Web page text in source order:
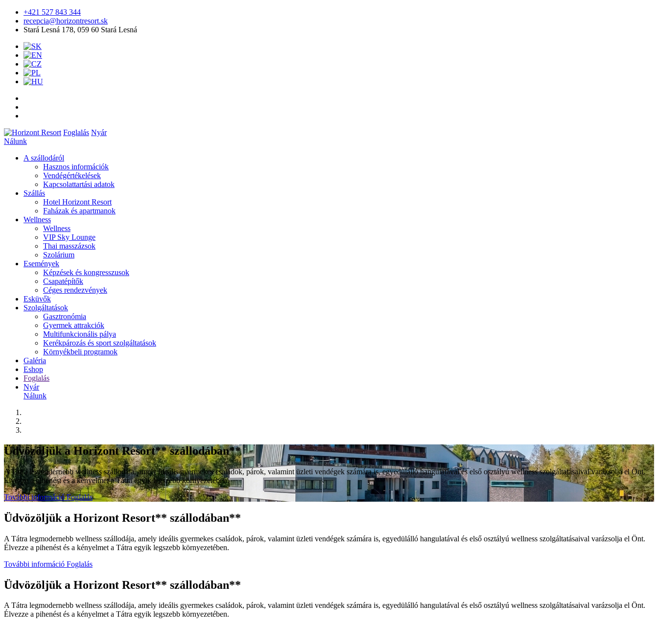
+421 527 843 344
recepcia@horizontresort.sk
Stará Lesná 178, 059 60 Stará Lesná
Foglalás Nyár
Nálunk
A szállodáról
Hasznos információk
Vendégértékelések
Kapcsolattartási adatok
Szállás
Hotel Horizont Resort
Faházak és apartmanok
Wellness
Wellness
VIP Sky Lounge
Thai masszázsok
Szolárium
Események
Képzések és kongresszusok
Csapatépítők
Céges rendezvények
Esküvők
Szolgáltatások
Gasztronómia
Gyermek attrakciók
Multifunkcionális pálya
Kerékpározás és sport szolgáltatások
Környékbeli programok
Galéria
Eshop
Foglalás
Nyár
Nálunk
Üdvözöljük a Horizont Resort** szállodában**
A Tátra legmodernebb wellness szállodája, amely ideális gyermekes családok, párok, valamint üzleti vendégek számára is, egyedülálló hangulatával és első osztályú wellness szolgáltatásaival varázsolja el Önt.
Élvezze a pihenést és a kényelmet a Tátra egyik legszebb környezetében.
További információFoglalás
Üdvözöljük a Horizont Resort** szállodában**
A Tátra legmodernebb wellness szállodája, amely ideális gyermekes családok, párok, valamint üzleti vendégek számára is, egyedülálló hangulatával és első osztályú wellness szolgáltatásaival varázsolja el Önt.
Élvezze a pihenést és a kényelmet a Tátra egyik legszebb környezetében.
További információ Foglalás
Üdvözöljük a Horizont Resort** szállodában**
A Tátra legmodernebb wellness szállodája, amely ideális gyermekes családok, párok, valamint üzleti vendégek számára is, egyedülálló hangulatával és első osztályú wellness szolgáltatásaival varázsolja el Önt.
Élvezze a pihenést és a kényelmet a Tátra egyik legszebb környezetében.